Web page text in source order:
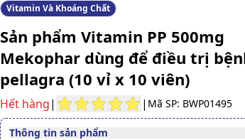
Vitamin Và Khoáng Chất
Sản phẩm Vitamin PP 500mg
Mekophar dùng để điều trị
pellagra (10 vỉ x 10 viên)
Hết hàng| | Mã SP: BWP01495
Thông tin sản phẩm